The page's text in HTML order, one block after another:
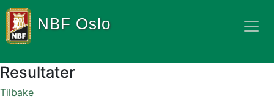
NBF Oslo
Resultater
Tilbake